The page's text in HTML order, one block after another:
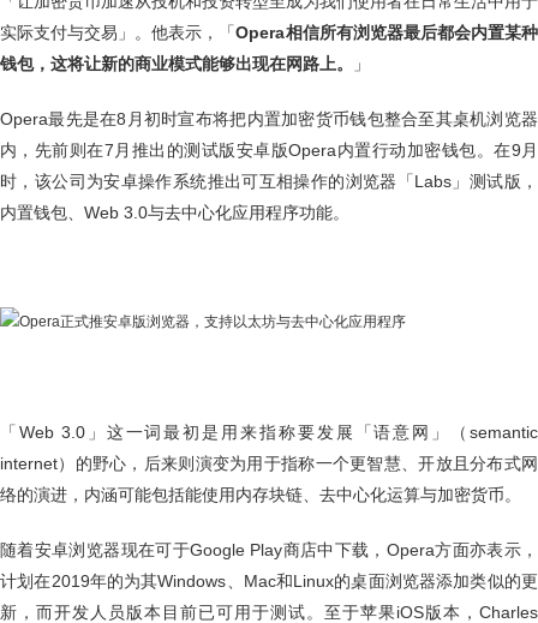
实际支付与交易」。他表示，「Opera相信所有浏览器最后都会内置某种
钱包，这将让新的商业模式能够出现在网路上。
」
Opera最先是在8月初时宣布将把内置加密货币钱包整合至其桌机浏览器
内，先前则在7月推出的测试版安卓版Opera内置行动加密钱包。在9月
时，该公司为安卓操作系统推出可互相操作的浏览器「Labs」测试版，
内置钱包、Web 3.0与去中心化应用程序功能。
「Web 3.0」这一词最初是用来指称要发展「语意网」（semantic
internet）的野心，后来则演变为用于指称一个更智慧、开放且分布式网
络的演进，内涵可能包括能使用内存块链、去中心化运算与加密货币。
随着安卓浏览器现在可于Google Play商店中下载，Opera方面亦表示，
计划在2019年的为其Windows、Mac和Linux的桌面浏览器添加类似的更
新，而开发人员版本目前已可用于测试。至于苹果iOS版本，Charles